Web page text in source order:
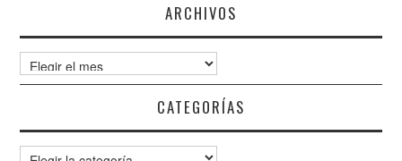
ARCHIVOS
Archivos
CATEGORÍAS
Categorías